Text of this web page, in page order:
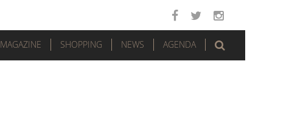
MAGAZINE SHOPPING NEWS AGENDA